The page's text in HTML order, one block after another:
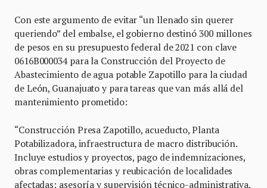
Con este argumento de evitar “un llenado sin querer
queriendo” del embalse, el gobierno destinó 300 millones
de pesos en su presupuesto federal de 2021 con clave
0616B000034 para la Construcción del Proyecto de
Abastecimiento de agua potable Zapotillo para la ciudad
de León, Guanajuato y para tareas que van más allá del
mantenimiento prometido:
“Construcción Presa Zapotillo, acueducto, Planta
Potabilizadora, infraestructura de macro distribución.
Incluye estudios y proyectos, pago de indemnizaciones,
obras complementarias y reubicación de localidades
afectadas; asesoría y supervisión técnico-administrativa,